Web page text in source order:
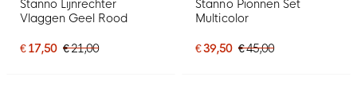
Stanno Lijnrechter
Vlaggen Geel Rood
€ 17,50 € 21,00
Stanno Pionnen Set
Multicolor
€ 39,50 € 45,00